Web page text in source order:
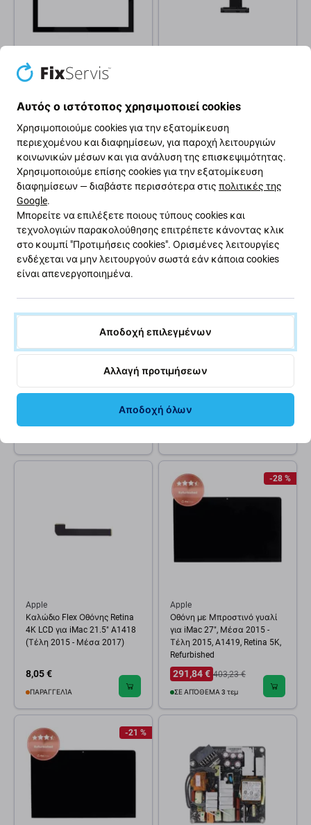
Apple
21.5", 2019, A2116
30,22 €
ΣΕ ΑΠΌΘΕΜΑ 4 τεμ
Δίσκου για Mac Mini A1347
(Μέσα 2011 - Τέλη 2014) |
Πάνω
7,04 €
ΑΝΑΜΕΝΌΜΕΝΑ 1 τεμ,
(28.08.2026)
Συνδετήρας LVDS/eDP LCD
(40-Pin) για Apple iMac 27"
2013)
Apple
Καλώδιο Flex Κάτω Σκληρού
Δίσκου για Mac Mini A1347
(Μέσα 2010 - Τέλη 2012) |
Κάτω
6,03 €
ΑΝΑΜΕΝΌΜΕΝΑ 1 τεμ,
Apple
Καλώδιο Flex Οθόνης Retina
4K LCD για iMac 21.5" A1418
(Τέλη 2015 - Μέσα 2017)
8,05 €
ΠΑΡΑΓΓΕΛΊΑ
-28 %
Apple
Οθόνη με Μπροστινό γυαλί
για iMac 27", Μέσα 2015 -
Τέλη 2015, A1419, Retina 5K,
Refurbished
291,84 € 403,23 €
ΣΕ ΑΠΌΘΕΜΑ 3 τεμ
-21 %
Αυτός ο ιστότοπος χρησιμοποιεί cookies
Χρησιμοποιούμε cookies για την εξατομίκευση
περιεχομένου και διαφημίσεων, για παροχή λειτουργιών
κοινωνικών μέσων και για ανάλυση της επισκεψιμότητας.
Χρησιμοποιούμε επίσης cookies για την εξατομίκευση
διαφημίσεων — διαβάστε περισσότερα στις πολιτικές της
Google.
Μπορείτε να επιλέξετε ποιους τύπους cookies και
τεχνολογιών παρακολούθησης επιτρέπετε κάνοντας κλικ
στο κουμπί "Προτιμήσεις cookies". Ορισμένες λειτουργίες
ενδέχεται να μην λειτουργούν σωστά εάν κάποια cookies
είναι απενεργοποιημένα.
Αποδοχή επιλεγμένων
Αλλαγή προτιμήσεων
Αποδοχή όλων